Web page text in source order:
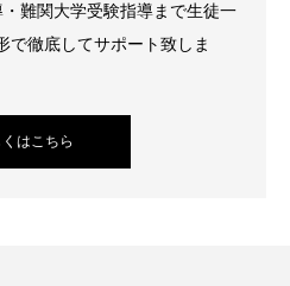
難関大学受験指導まで生徒一
で徹底してサポート致しま
はこちら